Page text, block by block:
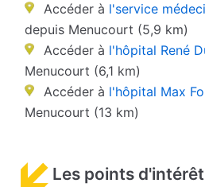
Accéder à l'service
depuis Menucourt (5,9 km)
Accéder à l'hôpital René
Menucourt (6,1 km)
Accéder à l'hôpital Max
Menucourt (13 km)
Les points